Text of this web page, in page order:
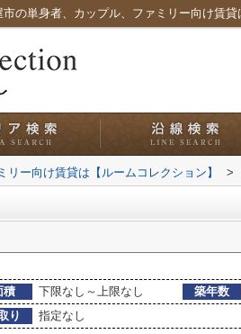
リー向け賃貸は【ルームコレクション】 >
積 下限なし～上限なし 築年数
り
指定なし